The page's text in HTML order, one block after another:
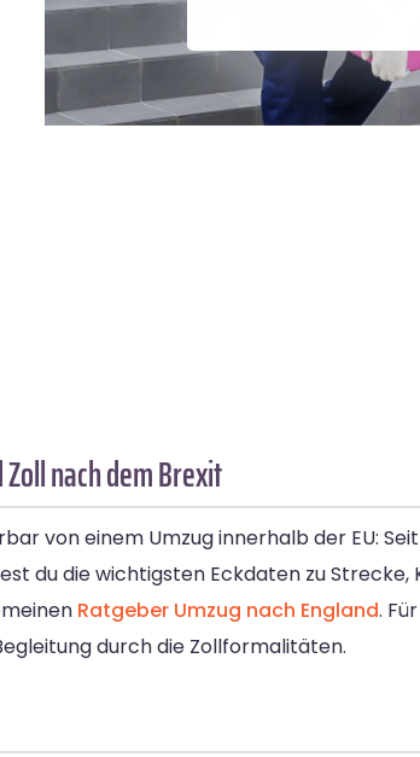
nach dem Brexit
von einem Umzug innerhalb der EU:
du die wichtigsten Eckdaten zu
Ratgeber Umzug nach England.
durch die Zollformalitäten.